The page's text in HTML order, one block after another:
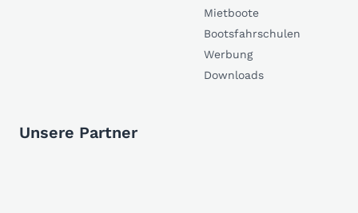
Mietboote
Bootsfahrschulen
Werbung
Downloads
Unsere Partner